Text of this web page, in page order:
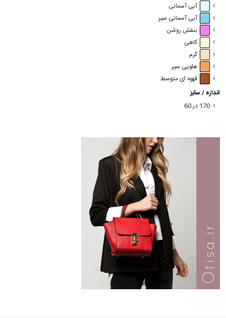
آبی آسمانی
آبی آسمانی سیر
بنفش روشن
کاهی
کرم
هلویی سیر
قهوه ای متوسط
اندازه / سایز
170 در 60